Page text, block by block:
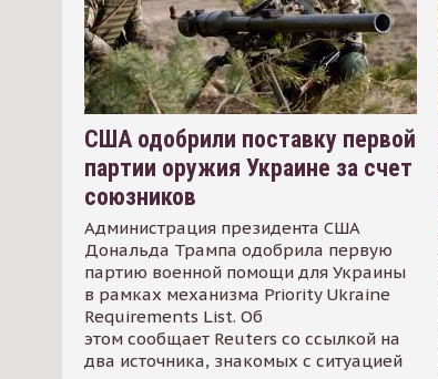
США одобрили поставку первой
партии оружия Украине за счет
союзников
Администрация президента США
Дональда Трампа одобрила первую
партию военной помощи для Украины
в рамках механизма Priority Ukraine
Requirements List. Об
этом сообщает Reuters со ссылкой на
два источника, знакомых с ситуацией